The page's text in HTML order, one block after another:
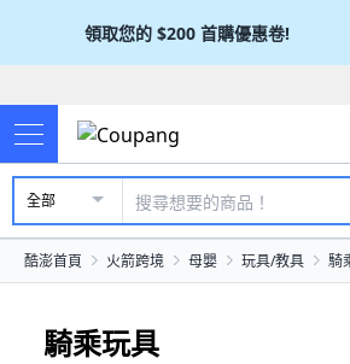
領取您的 $200 首購優惠卷!
全部
酷澎首頁 火箭跨境 母嬰 玩具/教具 騎
騎乘玩具